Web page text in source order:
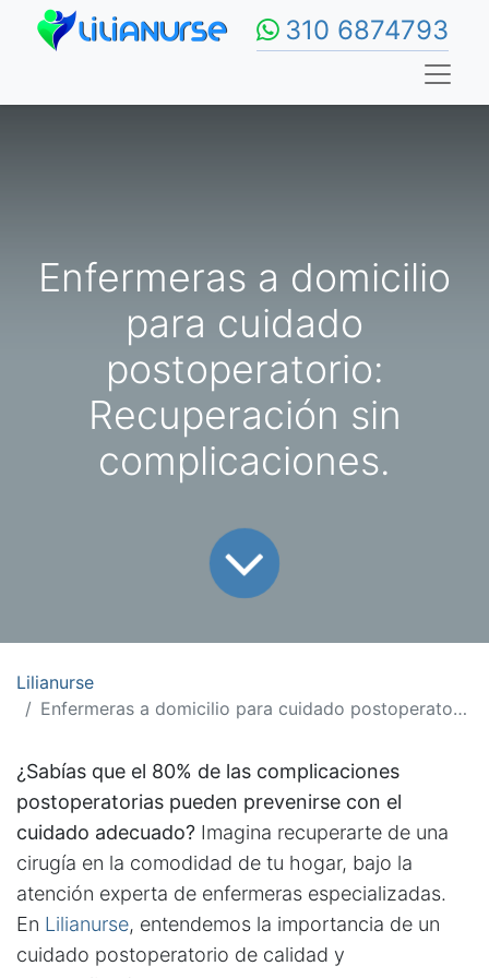
310 6874793
Enfermeras a domicilio
para cuidado
postoperatorio:
Recuperación sin
complicaciones.
Lilianurse
Enfermeras a domicilio para cuidado postoperatorio: Recuperación sin complicaciones.
¿Sabías que el 80% de las complicaciones
postoperatorias pueden prevenirse con el
cuidado adecuado? Imagina recuperarte de una
cirugía en la comodidad de tu hogar, bajo la
atención experta de enfermeras especializadas.
En Lilianurse, entendemos la importancia de un
cuidado postoperatorio de calidad y